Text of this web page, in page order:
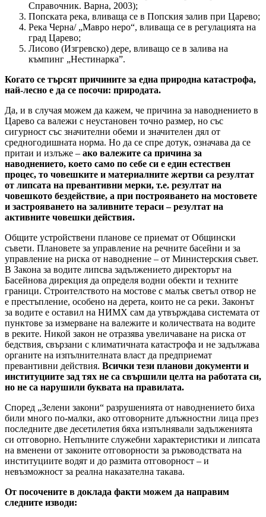
Справочник. Варна, 2003);
Попската река, вливаща се в Попския залив при Царево;
Река Черна/ „Мавро неро“, вливаща се в регулацията на
град Царево;
Лисово (Изгревско) дере, вливащо се в залива на
къмпинг „Нестинарка”.
Когато се търсят причините за една природна катастрофа,
най-лесно е да се посочи: природата.
Да, и в случая можем да кажем, че причина за наводнението в
Царево са валежи с неустановен точно размер, но със
сигурност със значителни обеми и значителен дял от
средногодишната норма. Но да се спре дотук, означава да се
притаи и излъже – ако валежите са причина за
наводнението, което само по себе си е един естествен
процес, то човешките и материалните жертви са резултат
от липсата на превантивни мерки, т.е. резултат на
човешкото бездействие, а при построяването на мостовете
и застрояването на заливните тераси – резултат на
активните човешки действия.
Общите устройствени планове се приемат от Общински
съвети. Плановете за управление на речните басейни и за
управление на риска от наводнение – от Министерския съвет.
В Закона за водите липсва задължението директорът на
Басейнова дирекция да определя водни обекти и техните
граници. Строителството на мостове с малък светъл отвор не
е престъпление, особено на дерета, които не са реки. Законът
за водите е оставил на НИМХ сам да утвърждава системата от
пунктове за измерване на валежите и количествата на водите
в реките. Никой закон не отразява увеличaване на риска от
бедствия, свързани с климатичната катастрофа и не задължава
органите на изпълнителната власт да предприемат
превантивни действия. Всички тези планови документи и
институциите зад тях не са свършили целта на работата си,
но не са нарушили буквата на правилата.
Според „Зелени закони“ разрушенията от наводнението биха
били много по-малки, ако отговорните длъжностни лица през
последните две десетилетия бяха изпълнявали задълженията
си отговорно. Непълните служебни характеристики и липсата
на вменени от законите отговорности за ръководствата на
институциите водят и до размита отговорност – и
невъзможност за реална наказателна такава.
От посочените в доклада факти можем да направим
следните изводи: